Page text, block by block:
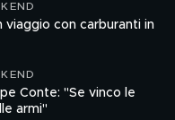
viaggio con carburanti in
Conte: "Se vinco le
armi"